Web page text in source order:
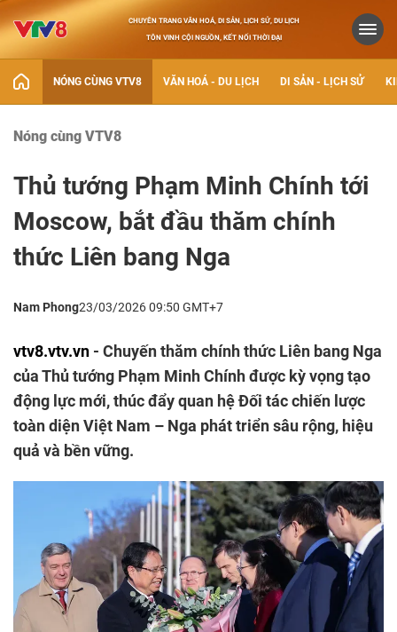
CHUYÊN TRANG VĂN HOÁ, DI SẢN, LỊCH SỬ, DU LỊCH
TÔN VINH CỘI NGUỒN, KẾT NỐI THỜI ĐẠI
NÓNG CÙNG VTV8 VĂN HOÁ - DU LỊCH DI SẢN - LỊCH SỬ
Nóng cùng VTV8
Thủ tướng Phạm Minh Chính tới
Moscow, bắt đầu thăm chính
thức Liên bang Nga
Nam Phong23/03/2026 09:50 GMT+7
vtv8.vtv.vn - Chuyến thăm chính thức Liên bang Nga
của Thủ tướng Phạm Minh Chính được kỳ vọng tạo
động lực mới, thúc đẩy quan hệ Đối tác chiến lược
toàn diện Việt Nam – Nga phát triển sâu rộng, hiệu
quả và bền vững.